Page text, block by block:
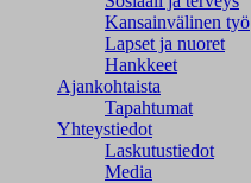
Kansainvälinen työ
Lapset ja nuoret
Hankkeet
Ajankohtaista
Tapahtumat
Yhteystiedot
Laskutustiedot
Media